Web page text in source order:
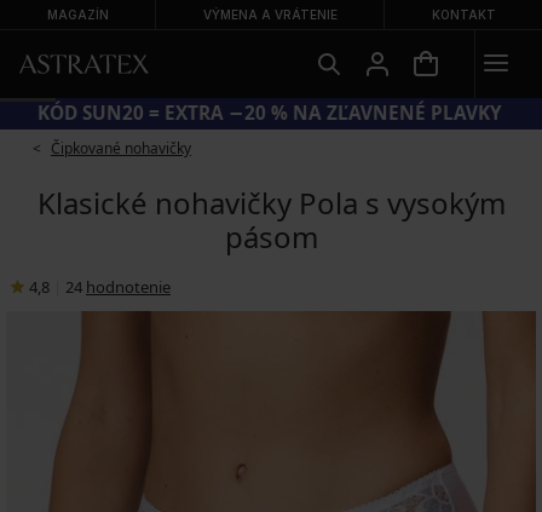
MAGAZÍN VÝMENA A VRÁTENIE KONTAKT
KÓD SUN20 = EXTRA −20 % NA ZĽAVNENÉ PLAVKY
Čipkované nohavičky
Klasické nohavičky Pola s vysokým
pásom
4,8 24 hodnotenie